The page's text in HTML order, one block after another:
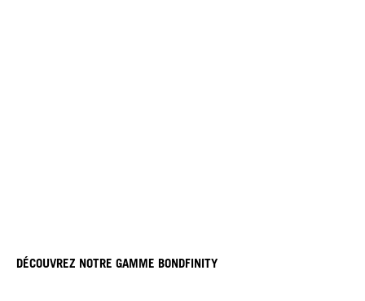
DÉCOUVREZ NOTRE GAMME BONDFINITY